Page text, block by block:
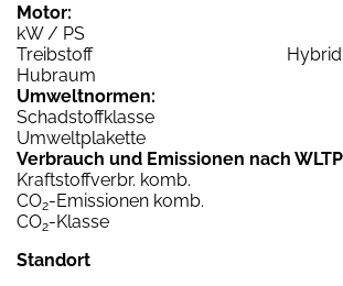
Motor:
kW / PS
Treibstoff
Hubraum
Umweltnormen:
Schadstoffklasse
Umweltplakette
Verbrauch und Emissionen nach
Kraftstoffverbr. komb.
CO2-Emissionen komb.
CO2-Klasse
Standort